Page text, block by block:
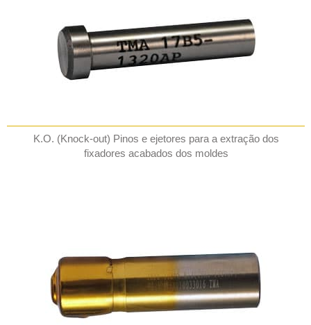
K.O. (Knock-out) Pinos e ejetores para a extração dos
fixadores acabados dos moldes